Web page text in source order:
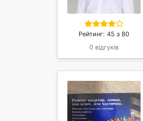
Рейтинг: 45 з 80
0 відгуків